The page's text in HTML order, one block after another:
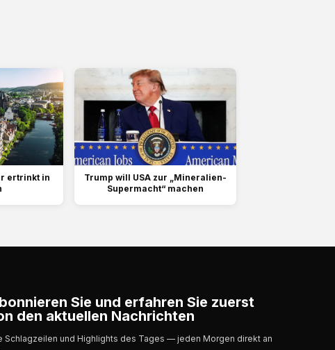
ertrinkt in
Trump will USA ⁠zur „Mineralien-
Supermacht“ machen
Sie und erfahren Sie zuerst
den aktuellen Nachrichten
Schlagzeilen und Highlights des Tages — jeden Morgen direkt an